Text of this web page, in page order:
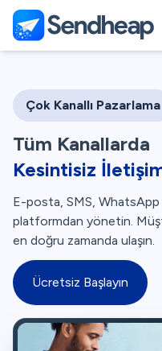
Çok Kanallı Pazarlama
Tüm Kanallarda
Kesintisiz
E-posta, SMS,
platformdan yönetin.
en doğru zamanda ulaşın.
Ücretsiz Başlayın